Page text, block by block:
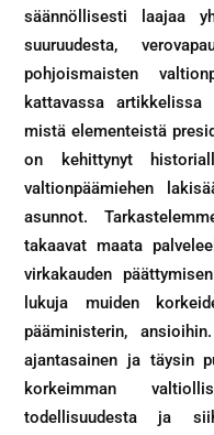
säännöllisesti laajaa
suuruudesta,
pohjoismaisten
kattavassa artikkelissa
mistä elementeistä
on kehittynyt
valtionpäämiehen
asunnot.
takaavat maata
virkakauden
lukuja muiden
pääministerin,
ajantasainen ja täysin
korkeimman
todellisuudesta ja